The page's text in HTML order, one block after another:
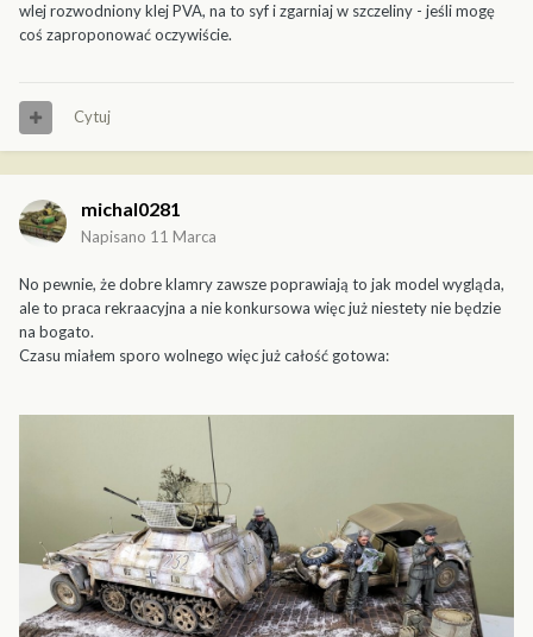
wlej rozwodniony klej PVA, na to syf i zgarniaj w szczeliny - jeśli mogę
coś zaproponować oczywiście.
Cytuj
michal0281
Napisano 11 Marca
No pewnie, że dobre klamry zawsze poprawiają to jak model wygląda,
ale to praca rekraacyjna a nie konkursowa więc już niestety nie będzie
na bogato.
Czasu miałem sporo wolnego więc już całość gotowa: